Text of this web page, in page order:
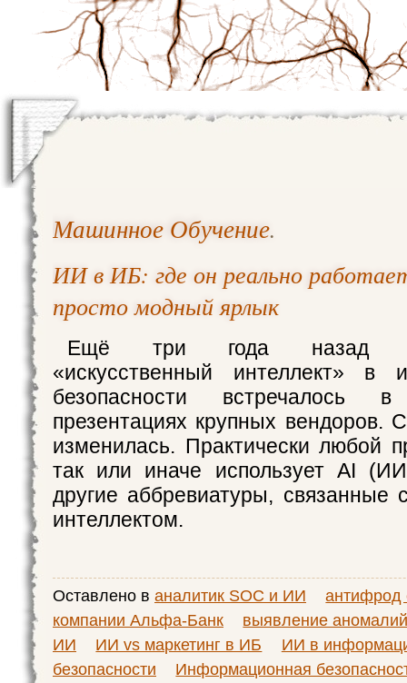
Машинное Обучение.
ИИ в ИБ: где он реально
просто модный ярлык
Ещё три года назад
«искусственный интеллект» в
безопасности
презентациях крупных вендоров.
изменилась. Практически любой
так или иначе использует AI
другие аббревиатуры, связанные
интеллектом.
Оставлено в аналитик SOC и ИИ
компании Альфа-Банк
выявление
ИИ
ИИ vs маркетинг в ИБ
ИИ в
безопасности
Информационная